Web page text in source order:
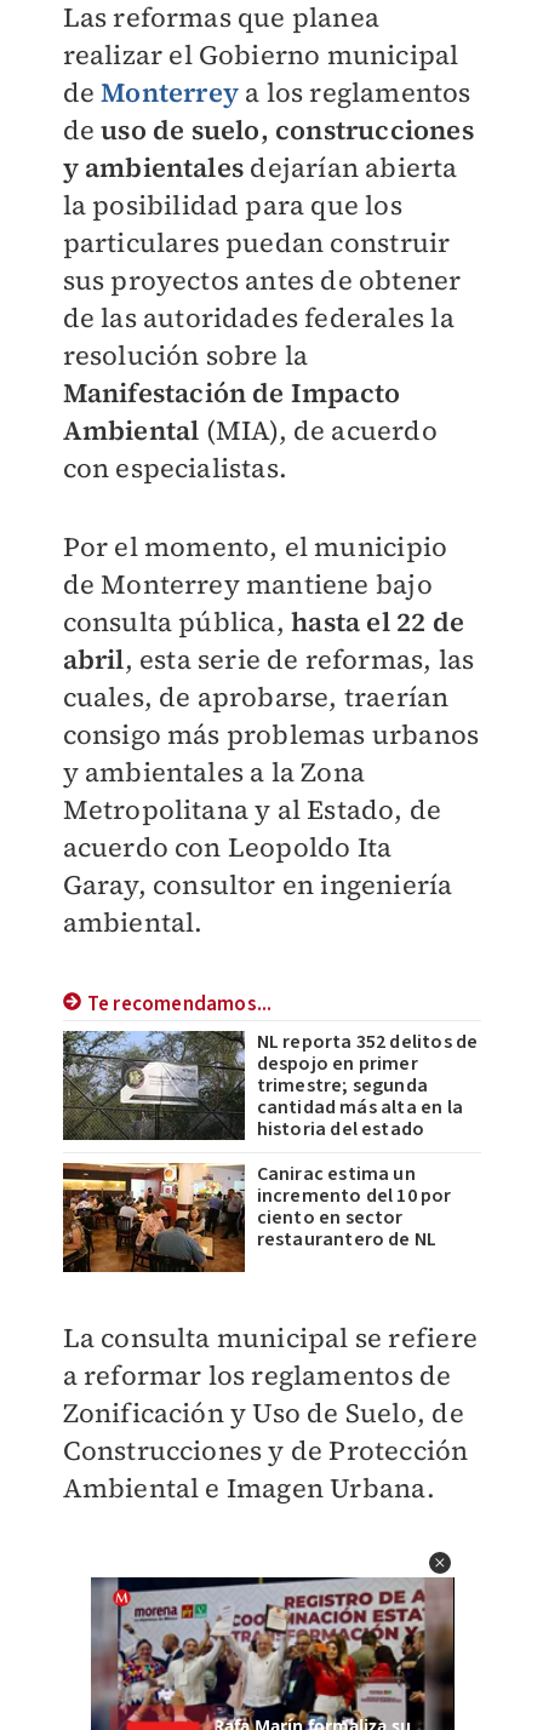
Las reformas que planea
realizar el Gobierno municipal
deMonterreya los reglamentos
deuso de suelo, construcciones
y ambientales dejarían abierta
la posibilidad para que los
particulares puedan construir
sus proyectos antes de obtener
de las autoridades federales la
resolución sobre la
Manifestación de Impacto
Ambiental (MIA), de acuerdo
con especialistas.
Por el momento, el municipio
de Monterrey mantiene bajo
consulta pública,hasta el 22 de
abril, esta serie de reformas, las
cuales, de aprobarse, traerían
consigo más problemas urbanos
y ambientales a la Zona
Metropolitana y al Estado, de
acuerdo con Leopoldo Ita
Garay, consultor en ingeniería
ambiental.
Te recomendamos...
NL reporta 352 delitos de
despojo en primer
trimestre; segunda
cantidad más alta en la
historia del estado
Canirac estima un
incremento del 10 por
ciento en sector
restaurantero de NL
La consulta municipal se refiere
a reformar los reglamentos de
Zonificación y Uso de Suelo, de
Construcciones y de Protección
Ambiental e Imagen Urbana.